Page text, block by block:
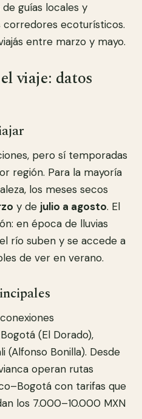
guías locales y
ecoturísticos.
entre marzo y mayo.
viaje: datos
pero sí temporadas
región. Para la mayoría
los meses secos
y de julio a agosto. El
en época de lluvias
río suben y se accede a
de ver en verano.
(El Dorado),
(Alfonso Bonilla). Desde
operan rutas
con tarifas que
los 7.000–10.000 MXN